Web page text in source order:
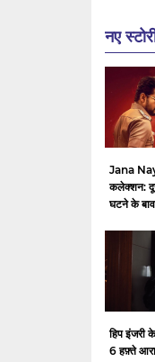
नए
Jana
कलेक्शन:
घटने के
हिप इंजरी
6 हफ़्ते